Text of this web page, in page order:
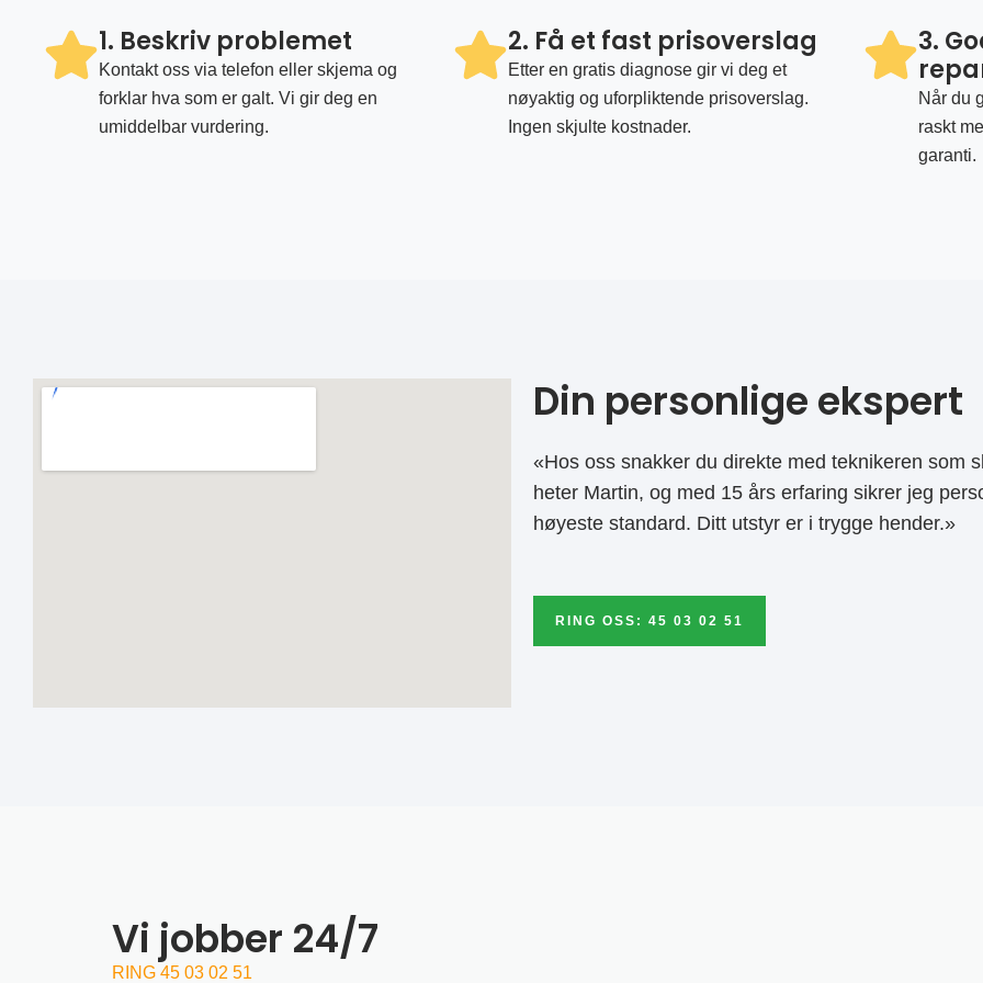
1. Beskriv problemet
Kontakt oss via telefon eller skjema og
forklar hva som er galt. Vi gir deg en
umiddelbar vurdering.
2. Få et fast prisoverslag
Etter en gratis diagnose gir vi deg et
nøyaktig og uforpliktende prisoverslag.
Ingen skjulte kostnader.
3.
Når du
raskt
garanti.
Din personlige ekspert
«Hos oss snakker du direkte med teknikeren som
heter Martin, og med 15 års erfaring sikrer jeg
høyeste standard. Ditt utstyr er i trygge hender.»
RING OSS: 45 03 02 51
Vi jobber 24/7
RING 45 03 02 51